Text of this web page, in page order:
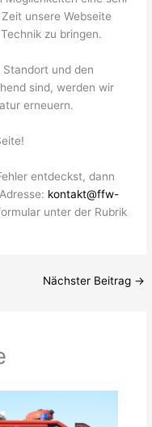
unsere Webseite
zu bringen.
Standort und den
sind, werden wir
erneuern.
entdeckst, dann
kontakt@ffw-
unter der Rubrik
Nächster Beitrag →